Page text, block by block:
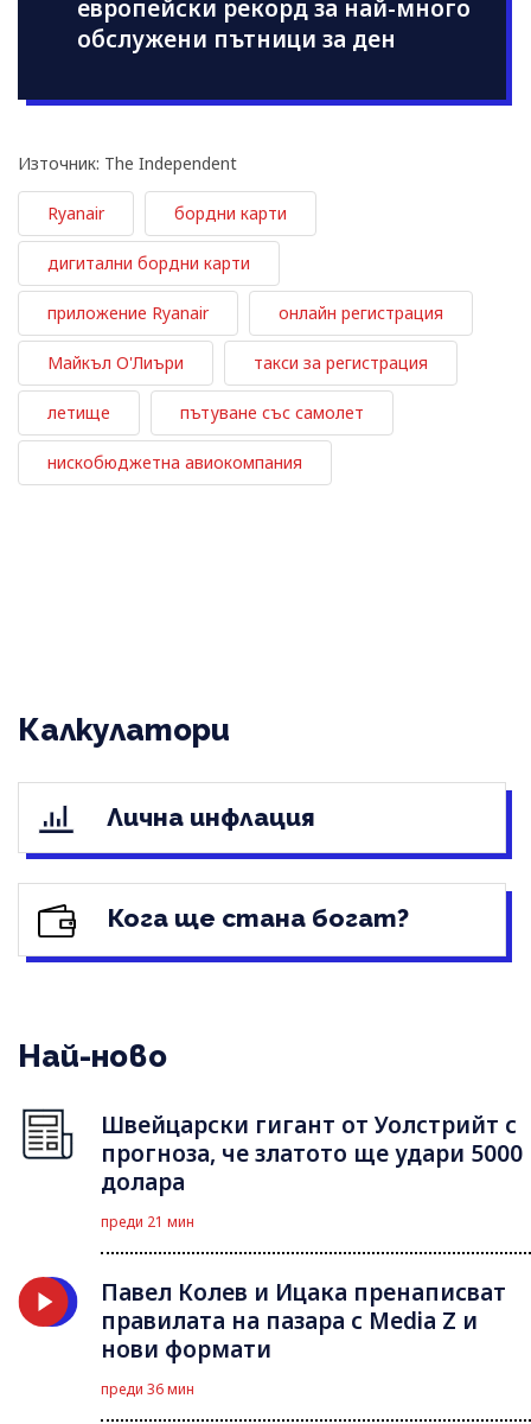
европейски рекорд за най-много
обслужени пътници за ден
Източник: The Independent
Ryanair бордни карти
дигитални бордни карти
приложение Ryanair онлайн регистрация
Майкъл О'Лиъри такси за регистрация
летище пътуване със самолет
нискобюджетна авиокомпания
Калкулатори
Лична инфлация
Кога ще стана богат?
Най-ново
Швейцарски гигант от Уолстрийт с
прогноза, че златото ще удари 5000
долара
преди 21 мин
Павел Колев и Ицака пренаписват
правилата на пазара с Media Z и
нови формати
преди 36 мин